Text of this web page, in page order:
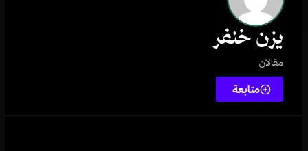
يزن خنفر
مقالان
متابعة